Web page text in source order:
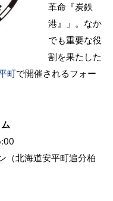
革命『炭鉄
港』」。なか
でも重要な役
割を果たした
町で開催されるフォー
（北海道安平町追分柏